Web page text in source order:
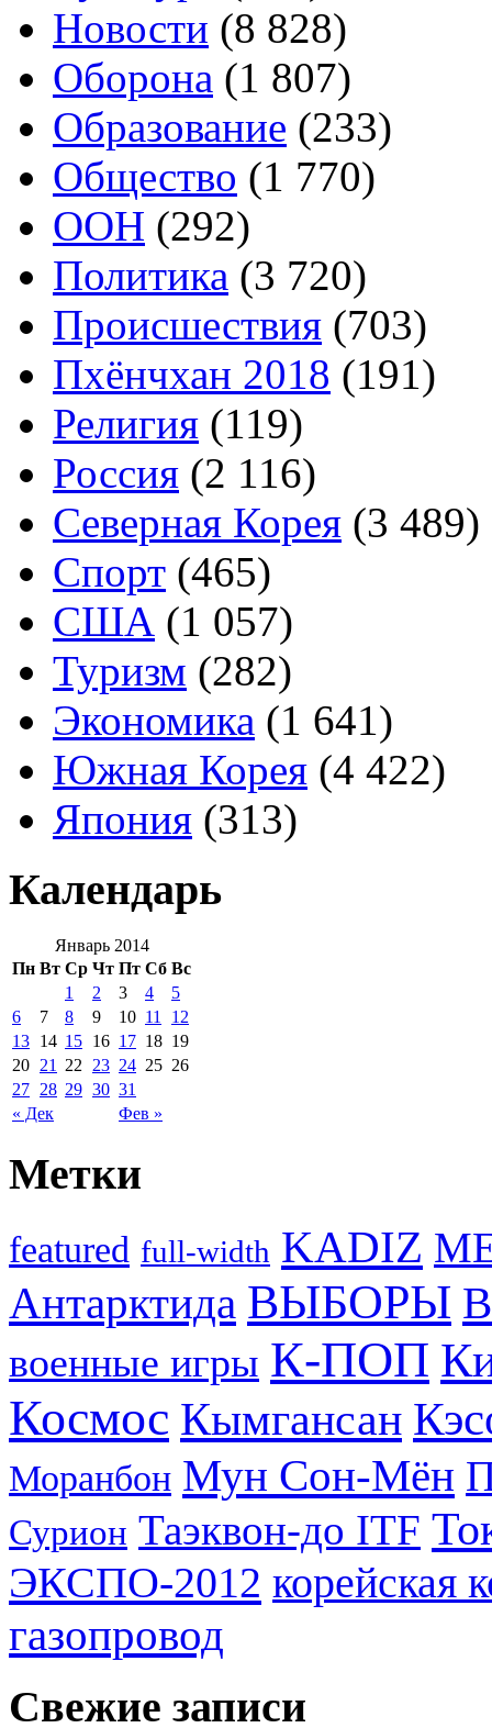
Новости (8 828)
Оборона (1 807)
Образование (233)
Общество (1 770)
ООН (292)
Политика (3 720)
Происшествия (703)
Пхёнчхан 2018 (191)
Религия (119)
Россия (2 116)
Северная Корея (3 489)
Спорт (465)
США (1 057)
Туризм (282)
Экономика (1 641)
Южная Корея (4 422)
Япония (313)
Календарь
Январь 2014
Пн Вт Ср Чт Пт Сб Вс
« Дек Фев »
1 2 3 4
5
6
7 8 9 10 11
12
13 14 15 16 17 18 19
20 21 22 23 24 25 26
27 28 29 30 31
Метки
featured full-width KADIZ
Антарктида ВЫБОРЫ
военные игры К-ПОП
Космос Кымгансан
Моранбон Мун Сон-Мён
Сурион Таэквон-до ITF
ЭКСПО-2012 корейская
газопровод
Свежие записи